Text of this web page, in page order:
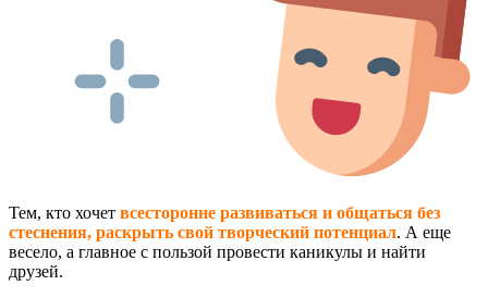
Тем, кто хочет всесторонне развиваться и общаться без
стеснения, раскрыть свой творческий потенциал. А еще
весело, а главное с пользой провести каникулы и найти
друзей.